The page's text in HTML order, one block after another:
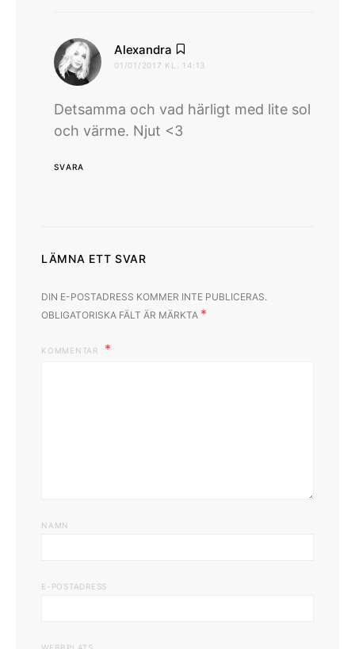
Alexandra
01/01/2017 KL. 14:13
Detsamma och vad härligt med lite sol
och värme. Njut <3
SVARA
LÄMNA ETT SVAR
DIN E-POSTADRESS KOMMER INTE PUBLICERAS.
OBLIGATORISKA FÄLT ÄR MÄRKTA *
KOMMENTAR
NAMN
E-POSTADRESS